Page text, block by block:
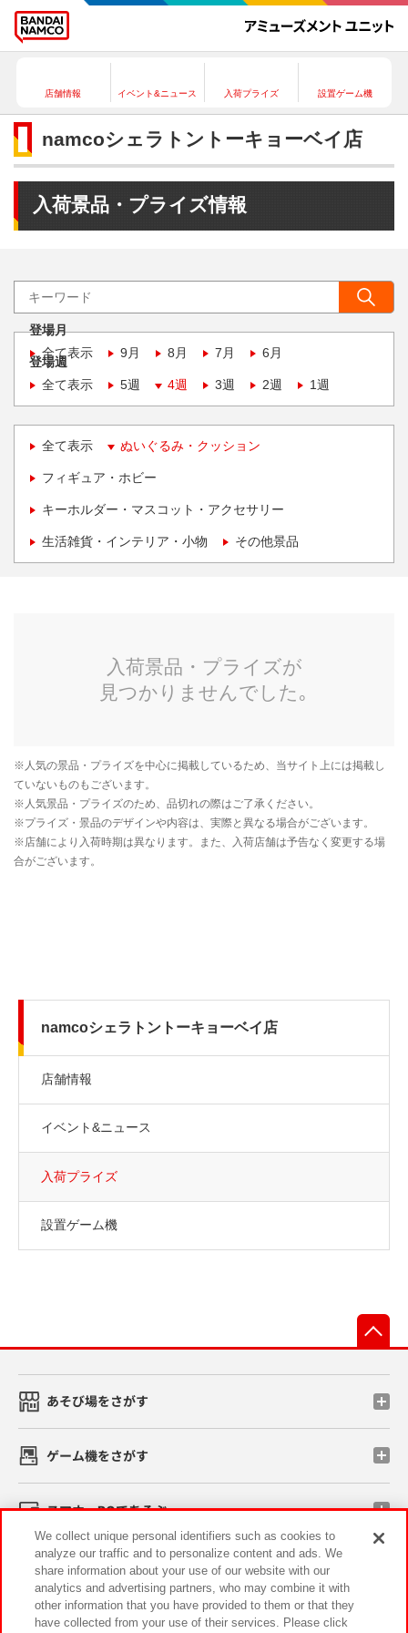
店舗情報 イベント&ニュース 入荷プライズ 設置ゲーム機
namcoシェラトントーキョーベイ店
入荷景品・プライズ情報
登場月
全て表示
9月 8月 7月 6月
登場週
全て表示
5週 4週 3週 2週 1週
全て表示 ぬいぐるみ・クッション
フィギュア・ホビー
キーホルダー・マスコット・アクセサリー
生活雑貨・インテリア・小物 その他景品
namcoシェラトントーキョーベイ店
店舗情報
イベント&ニュース
入荷プライズ
設置ゲーム機
あそび場をさがす
ゲーム機をさがす
スマホ・PCであそぶ
イベント・キャンペーン
We collect unique personal identifiers such as cookies to
analyze our traffic and to personalize content and ads. We
share information about your use of our website with our
analytics and advertising partners, who may combine it with
other information that you have provided to them or that they
have collected from your use of their services. Please click